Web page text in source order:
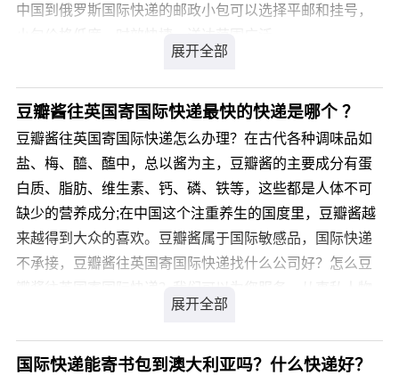
中国到俄罗斯国际快递的邮政小包可以选择平邮和挂号，
邮政小包主要有优势是有国际专线：中俄专线
中俄专线是中国到俄罗斯国际快递专线物流，时效是7-15
工作日可送达，价格优势明显，清关速度快。
豆瓣酱往英国寄国际快递最快的快递是哪个 ？
豆瓣酱往英国寄国际快递怎么办理？在古代各种调味品如
盐、梅、醯、醢中，总以酱为主，豆瓣酱的主要成分有蛋
白质、脂肪、维生素、钙、磷、铁等，这些都是人体不可
缺少的营养成分;在中国这个注重养生的国度里，豆瓣酱越
来越得到大众的喜欢。豆瓣酱属于国际敏感品，国际快递
不承接，豆瓣酱往英国寄国际快递找什么公司好？怎么豆
品国际运输十余年经验，针对类似产品我司通常采用私人
物品通关渠道办理国际运输，不受海关相关规定限制，目
的国通关率高达99.9%，关税为零。那么，豆瓣酱往英国
国际快递能寄书包到澳大利亚吗？什么快递好？